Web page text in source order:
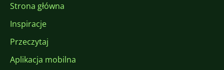
Strona główna
Inspiracje
Przeczytaj
Aplikacja mobilna